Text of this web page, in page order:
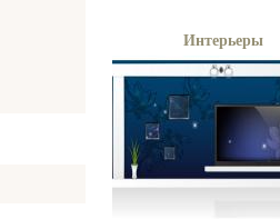
Интерьеры